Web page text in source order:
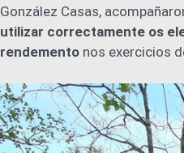
González Casas,
utilizar correctamente os
rendemento nos exercicios